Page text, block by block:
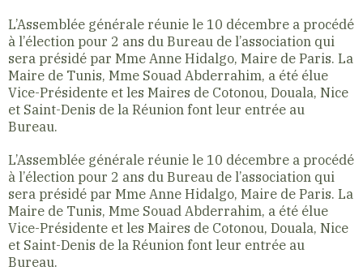
L’Assemblée générale réunie le 10 décembre a procédé
à l’élection pour 2 ans du Bureau de l’association qui
sera présidé par Mme Anne Hidalgo, Maire de Paris. La
Maire de Tunis, Mme Souad Abderrahim, a été élue
Vice-Présidente et les Maires de Cotonou, Douala, Nice
et Saint-Denis de la Réunion font leur entrée au
Bureau.
L’Assemblée générale réunie le 10 décembre a procédé
à l’élection pour 2 ans du Bureau de l’association qui
sera présidé par Mme Anne Hidalgo, Maire de Paris. La
Maire de Tunis, Mme Souad Abderrahim, a été élue
Vice-Présidente et les Maires de Cotonou, Douala, Nice
et Saint-Denis de la Réunion font leur entrée au
Bureau.